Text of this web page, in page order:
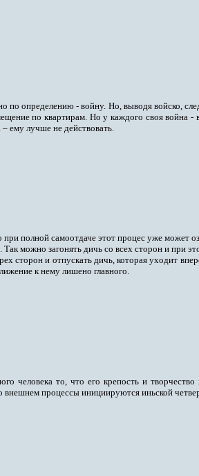
определению - войну. Но, выводя войско,
по квартирам. Но у каждого своя война -
ему лучше не действовать.
полной самоотдаче этот процес уже может
можно загонять дичь со всех сторон и при
сторон и отпускать дичь, которая уходит
к нему лишено главного.
человека то, что его крепость и
внешнем процессы инициируются иньской